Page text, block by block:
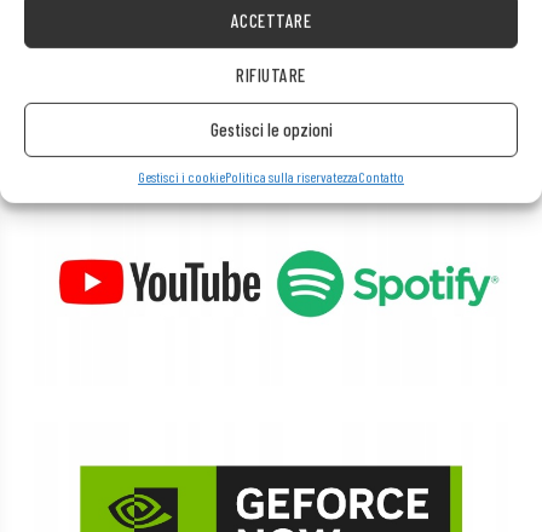
ACCETTARE
RIFIUTARE
Gestisci le opzioni
Gestisci i cookiePolitica sulla riservatezzaContatto